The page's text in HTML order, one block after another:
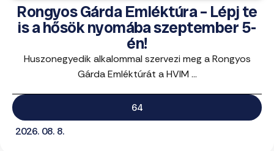
Rongyos Gárda Emléktúra – Lépj te
is a hősök nyomába szeptember 5-
én!
Huszonegyedik alkalommal szervezi meg a Rongyos
Gárda Emléktúrát a HVIM ...
64
2026. 08. 8.